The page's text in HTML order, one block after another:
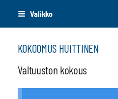
Siirry
Valikko
KOKOOMUS HUITTINEN
Valtuuston kokous